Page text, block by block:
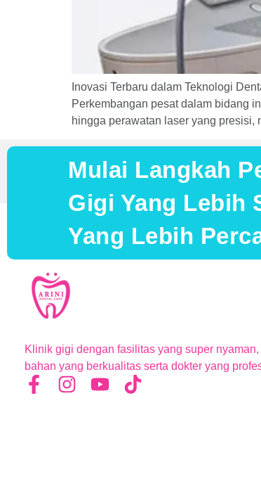
Inovasi Terbaru dalam Teknologi
Perkembangan pesat dalam bidang
hingga perawatan laser yang
Mulai Langkah
Gigi Yang Lebih
Yang Lebih
Klinik gigi dengan fasilitas yang super nyaman,
bahan yang berkualitas serta dokter yang